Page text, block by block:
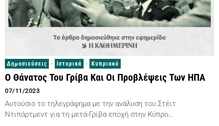
Δημοσιεύσεις · Ιστορικά · Κυπριακό
Ο Θάνατος Του Γρίβα Και Οι Προβλέψεις Των ΗΠΑ
07/11/2023
Αυτούσιο το τηλεγράφημα με την ανάλυση του Στέιτ
Ντιπάρτμεντ για τη μετά-Γρίβα εποχή στην Κύπρο…